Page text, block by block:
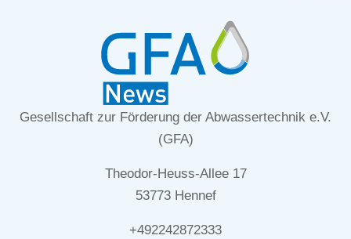
Gesellschaft zur Förderung der Abwassertechnik e.V.
(GFA)
Theodor-Heuss-Allee 17
53773 Hennef
+492242872333